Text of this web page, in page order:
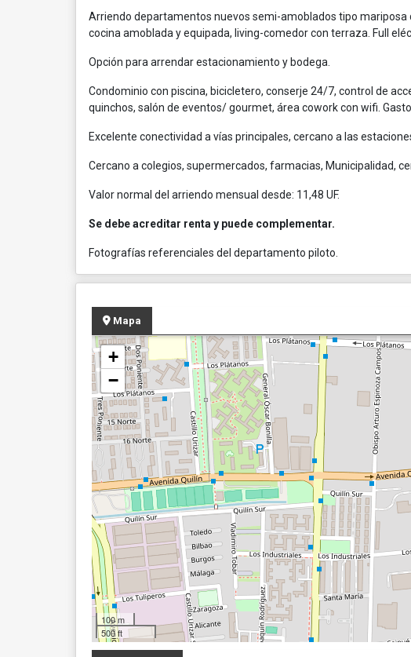
Arriendo departamentos nuevos semi-amoblados tipo
cocina amoblada y equipada, living-comedor con terraza. Full
Opción para arrendar estacionamiento y bodega.
Condominio con piscina, bicicletero, conserje 24/7, control de
quinchos, salón de eventos/ gourmet, área cowork con wifi.
Excelente conectividad a vías principales, cercano a las
Cercano a colegios, supermercados, farmacias, Municipalidad,
Valor normal del arriendo mensual desde: 11,48 UF.
Se debe acreditar renta y puede complementar.
Fotografías referenciales del departamento piloto.
Mapa
+
−
100 m
500 ft